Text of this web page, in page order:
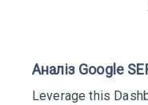
Аналіз Google
Leverage this